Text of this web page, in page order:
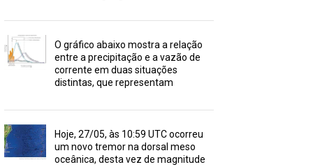
O gráfico abaixo mostra a relação
entre a precipitação e a vazão de
corrente em duas situações
distintas, que representam
Hoje, 27/05, às 10:59 UTC ocorreu
um novo tremor na dorsal meso
oceânica, desta vez de magnitude